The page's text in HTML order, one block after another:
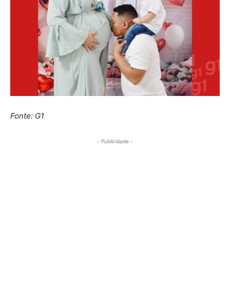
Fonte: G1
- Publicidade -